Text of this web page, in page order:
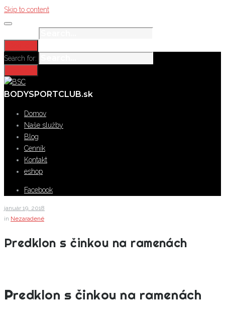
Skip to content
Search for:
BODYSPORTCLUB.sk
Domov
Naše služby
Blog
Cenník
Kontakt
eshop
Facebook
január 19. 2018
in Nezaradené
Predklon s činkou na ramenách
Predklon s činkou na ramenách